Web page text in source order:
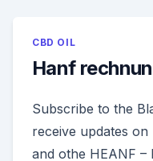
CBD OIL
Hanf
Subscribe to the
receive updates
and othe HEANF –